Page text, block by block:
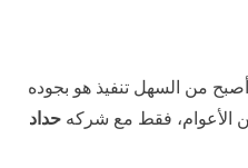
من السهل تنفيذ هو بجوده
الأعوام، فقط مع شركه حداد